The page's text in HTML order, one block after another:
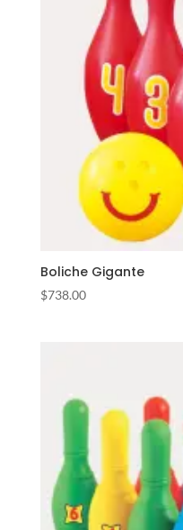
Boliche Gigante
$738.00